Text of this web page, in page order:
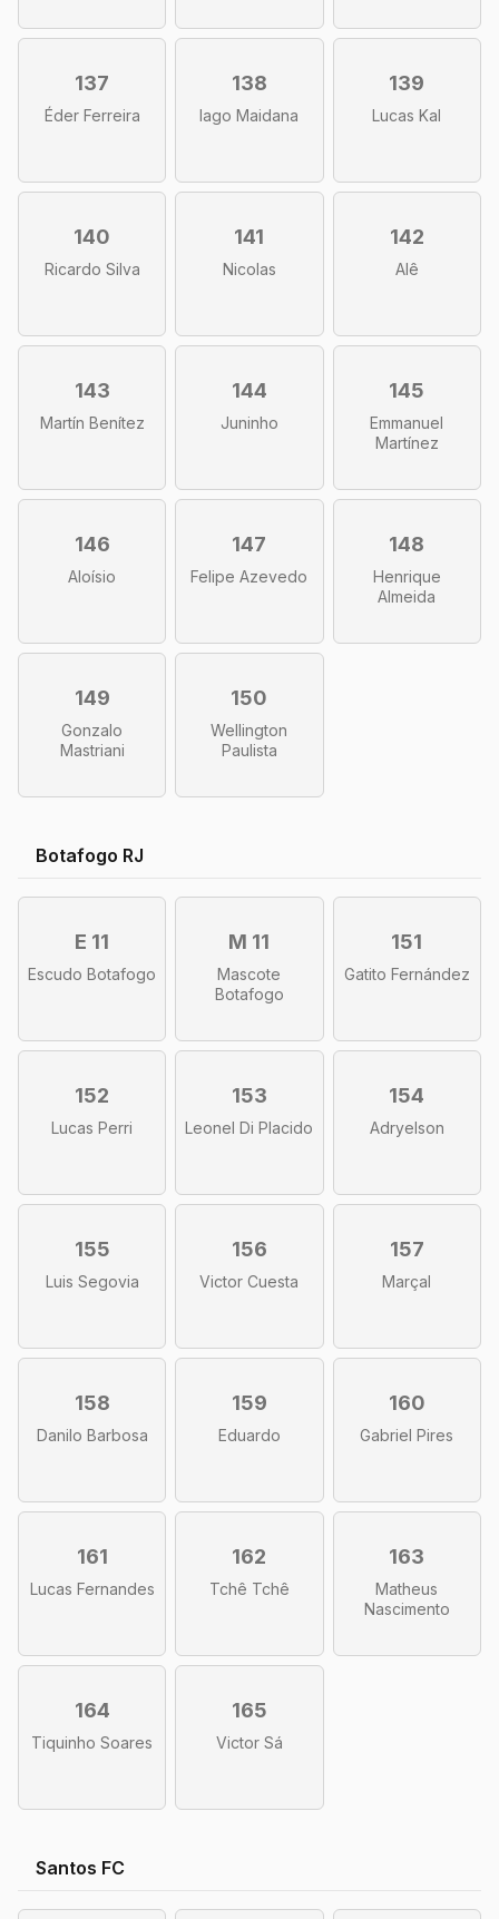
137
Éder Ferreira
138
Iago Maidana
139
Lucas Kal
140
Ricardo Silva
141
Nicolas
142
Alê
143
Martín Benítez
144
Juninho
145
Emmanuel
Martínez
146
Aloísio
147
Felipe Azevedo
148
Henrique
Almeida
149
Gonzalo
Mastriani
150
Wellington
Paulista
Botafogo RJ
E 11
Escudo Botafogo
M 11
Mascote
Botafogo
151
Gatito Fernández
152
Lucas Perri
153
Leonel Di Placido
154
Adryelson
155
Luis Segovia
156
Victor Cuesta
157
Marçal
158
Danilo Barbosa
159
Eduardo
160
Gabriel Pires
161
Lucas Fernandes
162
Tchê Tchê
163
Matheus
Nascimento
164
Tiquinho Soares
165
Victor Sá
Santos FC